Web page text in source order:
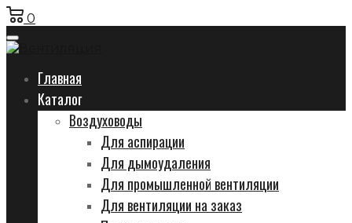
0
Главная
Каталог
Воздуховоды
Для аспирации
Для дымоудаления
Для промышленной вентиляции
Для вентиляции на заказ